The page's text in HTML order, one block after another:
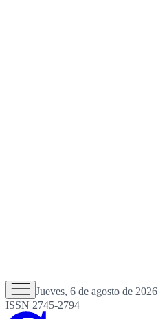
Jueves, 6 de agosto de 2026
ISSN 2745-2794